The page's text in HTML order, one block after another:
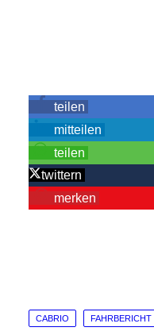
teilen
mitteilen
teilen
twittern
merken
CABRIO FAHRBERICHT